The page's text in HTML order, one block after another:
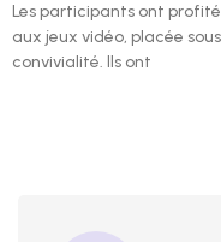
Les participants ont
aux jeux vidéo, placée
convivialité. Ils ont